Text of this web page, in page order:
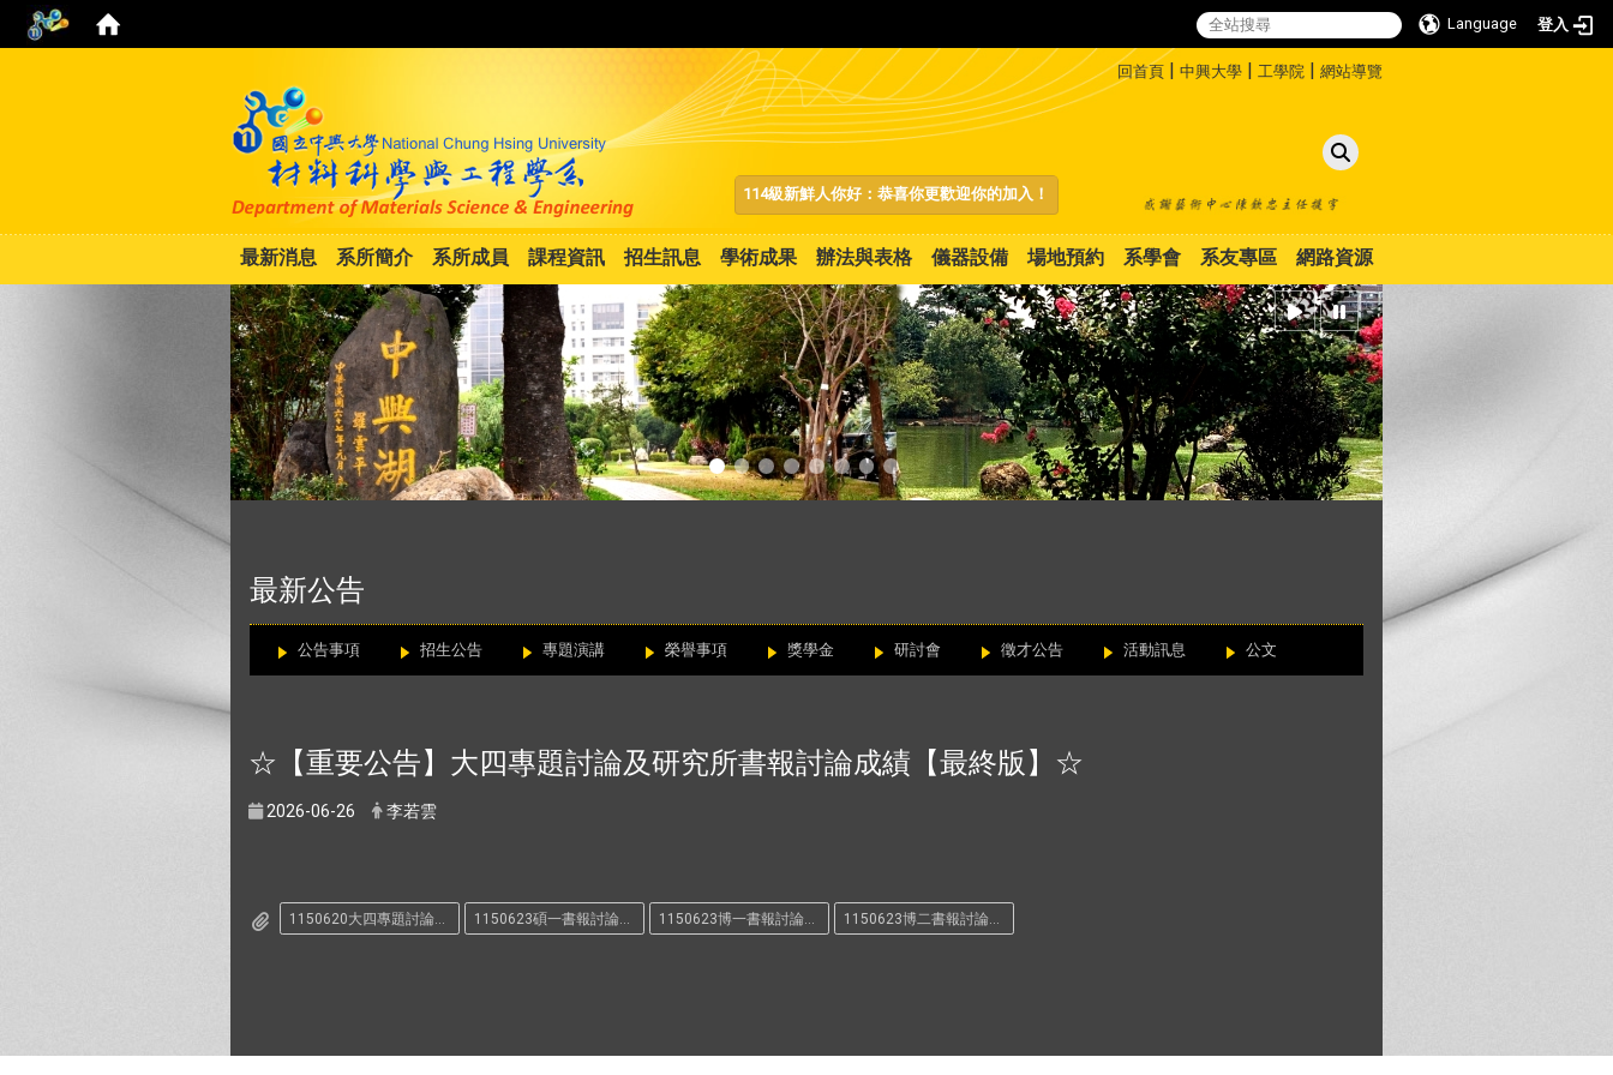
Language 登入
::: 回首頁 | 中興大學 | 工學院 | 網站導覽
114級新鮮人你好：恭喜你更歡迎你的加入！
最新消息 系所簡介 系所成員 課程資訊 招生訊息 學術成果 辦法與表格 儀器設備 場地預約 系學會 系友專區 網路資源
最新公告
公告事項 招生公告 專題演講 榮譽事項 獎學金 研討會 徵才公告 活動訊息 公文
☆【重要公告】大四專題討論及研究所書報討論成績【最終版】☆
2026-06-26 李若雲